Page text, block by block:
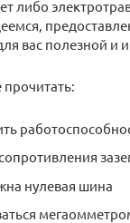
либо
вас полезной и
нулевая шина